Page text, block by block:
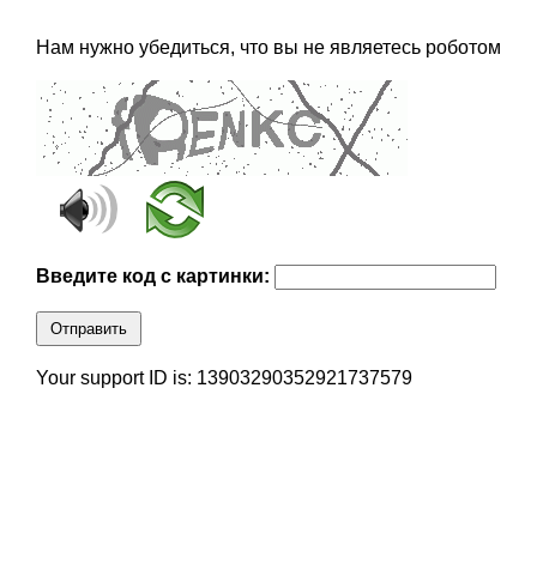
Нам нужно убедиться, что вы не являетесь роботом
Введите код с картинки:
Отправить
Your support ID is: 13903290352921737579